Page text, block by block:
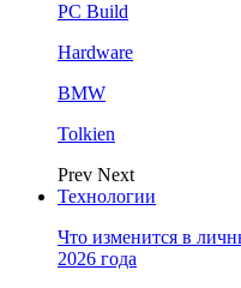
PC Build
Hardware
BMW
Tolkien
Prev Next
Технологии
Что изменится в
2026 года